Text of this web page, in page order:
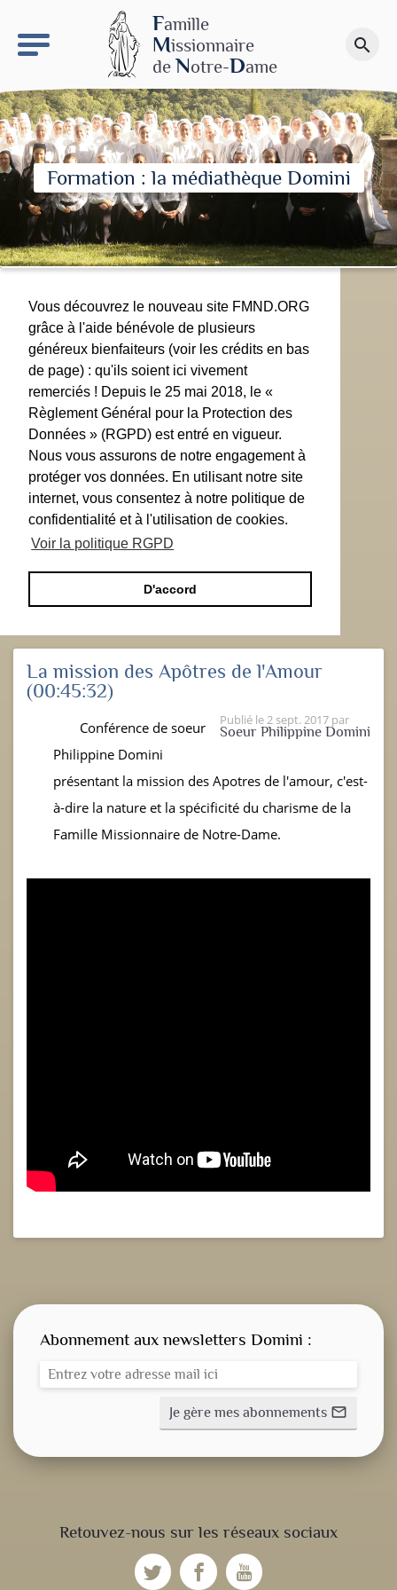
Famille
Missionnaire
de Notre-Dame
search
Faire un don
Formation : la médiathèque Domini
Vous découvrez le nouveau site FMND.ORG
grâce à l'aide bénévole de plusieurs
généreux bienfaiteurs (voir les crédits en bas
de page) : qu'ils soient ici vivement
remerciés ! Depuis le 25 mai 2018, le «
Règlement Général pour la Protection des
Données » (RGPD) est entré en vigueur.
Nous vous assurons de notre engagement à
protéger vos données. En utilisant notre site
internet, vous consentez à notre politique de
confidentialité et à l'utilisation de cookies.
Voir la politique RGPD
D'accord
La mission des Apôtres de l'Amour
(00:45:32)
Publié le2 sept. 2017 par
Soeur Philippine Domini
Conférence de soeur
Philippine Domini
présentant la mission des Apotres de l'amour, c'est-
à-dire la nature et la spécificité du charisme de la
Famille Missionnaire de Notre-Dame.
Retouvez-nous sur les réseaux sociaux
Abonnement aux newsletters Domini :
Je gère mes abonnements mail_outline